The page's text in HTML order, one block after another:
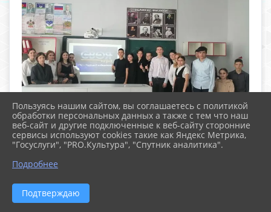
Каждый год в третье воскресенье февраля в
России проводится важное масштабное
культуры юношества- День молодого
избирателя.
Пользуясь нашим сайтом, вы соглашаетесь с политикой
обработки персональных данных а также с тем что наш
веб-сайт и другие подключенные к веб-сайту сторонние
сервисы используют cookies такие как Яндекс Метрика,
"Госуслуги", "PRO.Культура", "Спутник аналитика".
Подробнее
Подтверждаю